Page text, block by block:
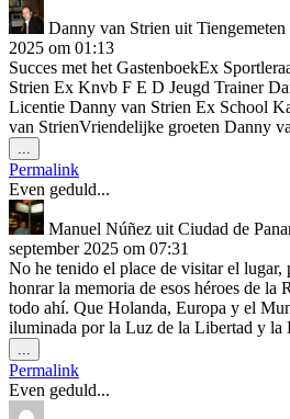
Danny van Strien uit Tiengemeten
2025 om 01:13
Succes met het GastenboekEx
Strien Ex Knvb F E D Jeugd Trainer
Licentie Danny van Strien Ex School
van StrienVriendelijke groeten Danny
...
deze
metabox.
Permalink
Even geduld...
Manuel Núñez uit Ciudad de
september 2025 om 07:31
No he tenido el place de visitar el lugar,
honrar la memoria de esos héroes de la
todo ahí. Que Holanda, Europa y el
iluminada por la Luz de la Libertad y la
...
deze
metabox.
Permalink
Even geduld...